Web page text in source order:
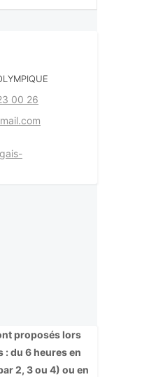
00 26
proposés lors
: du 6 heures en
2, 3 ou 4) ou en